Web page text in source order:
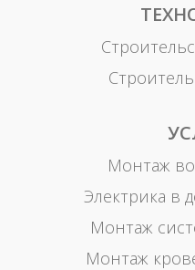
Монтаж
Электрика в
Монтаж
Монтаж